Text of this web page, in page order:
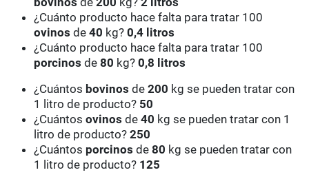
¿Cuánto producto hace falta para tratar 100
ovinos de40 kg? 0,4 litros
¿Cuánto producto hace falta para tratar 100
porcinos de80 kg? 0,8 litros
¿Cuántos bovinos de200 kg se pueden tratar con
1 litro de producto? 50
¿Cuántosovinos de40 kg se pueden tratar con 1
litro de producto? 250
¿Cuántos porcinos de80 kg se pueden tratar con
1 litro de producto? 125